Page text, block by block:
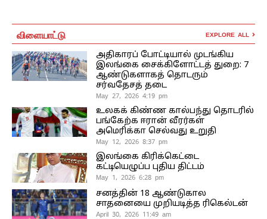
விளையாட்டு EXPLORE ALL
அதிகாரப் போட்டியால் முடங்கிய
இலங்கை சைக்கிளோட்டத் துறை: 7
ஆண்டுகளாகத் தொடரும்
சர்வதேசத் தடை
May 27, 2026 4:19 pm
உலகக் கிண்ண கால்பந்து தொடரில்
பங்கேற்க ஈரான் வீரர்கள்
அமெரிக்கா செல்வது உறுதி
May 12, 2026 8:37 pm
இலங்கை கிரிக்கெட்டை
கட்டியெழுப்ப புதிய திட்டம்
May 1, 2026 6:28 pm
சனத்தின் 18 ஆண்டுகால
சாதனையை முறியடித்த ரிகெல்டன்
April 30, 2026 11:49 am